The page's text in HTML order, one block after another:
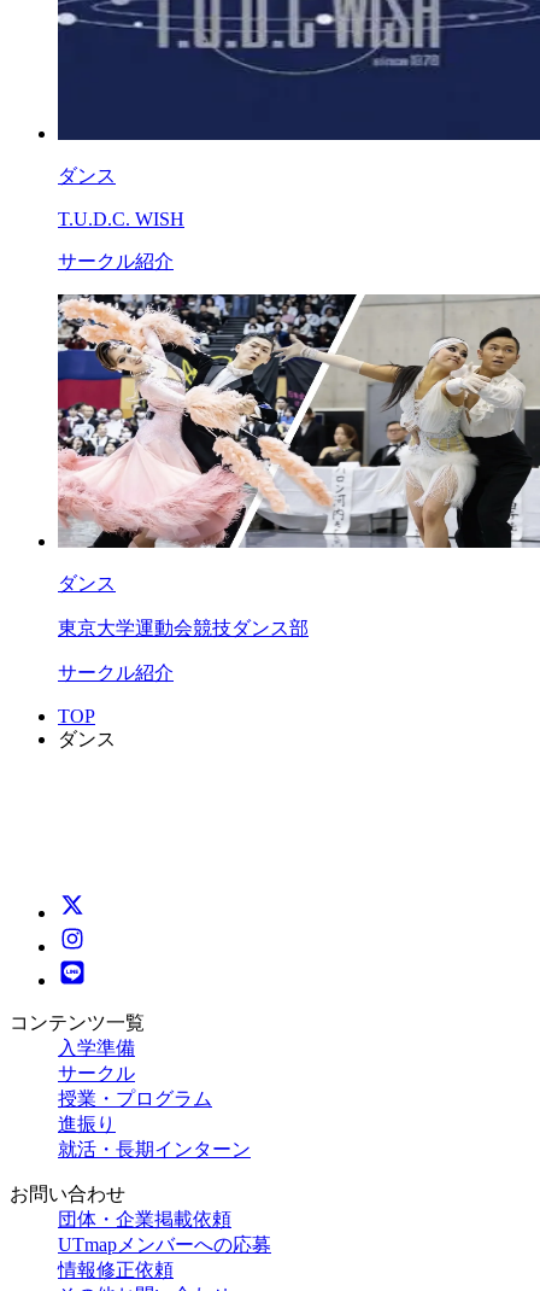
ダンス
T.U.D.C. WISH
サークル紹介
ダンス
東京大学運動会競技ダンス部
サークル紹介
TOP
ダンス
コンテンツ一覧
入学準備
サークル
授業・プログラム
進振り
就活・長期インターン
お問い合わせ
団体・企業掲載依頼
UTmapメンバーへの応募
情報修正依頼